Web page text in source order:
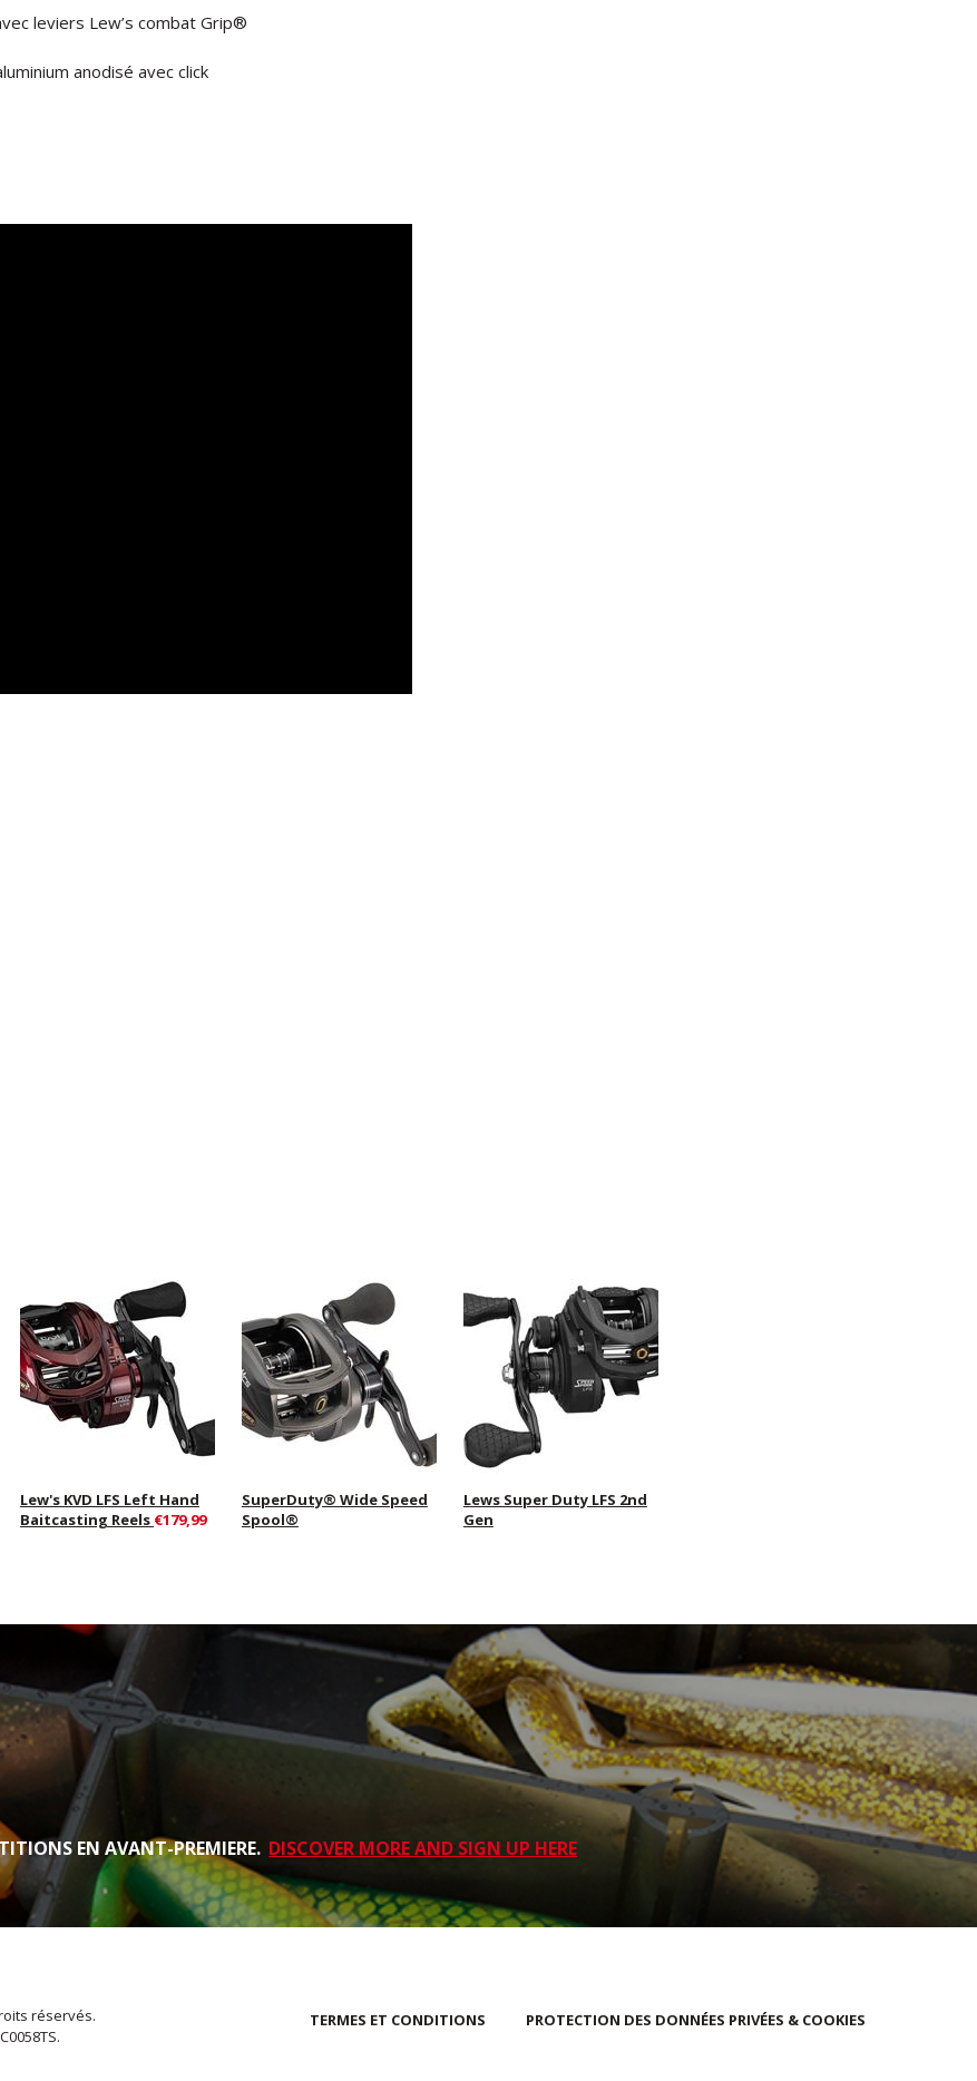
leviers Lew’s combat Grip®
anodisé avec click
Lew's KVD LFS Left Hand
Baitcasting Reels €179,99
SuperDuty® Wide Speed
Spool®
Lews Super Duty LFS 2nd
Gen
EN AVANT-PREMIERE. DISCOVER MORE AND SIGN UP HERE
réservés.
TERMES ET CONDITIONS PROTECTION DES DONNÉES PRIVÉES & COOKIES